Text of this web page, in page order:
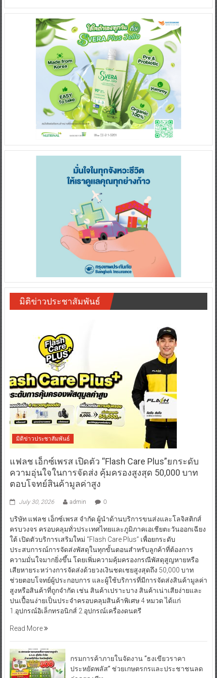
มิติข่าวประชาสัมพันธ์
มิติข่าวประชาสัมพันธ์
แฟลช เอ็กซ์เพรส เปิดตัว “Flash Care Plus”ยกระดับ
ความอุ่นใจในการจัดส่ง คุ้มครองสูงสุด 50,000 บาท
ตอบโจทย์สินค้ามูลค่าสูง
July 30, 2026 admin 0
บริษัท แฟลช เอ็กซ์เพรส จำกัด ผู้นำด้านบริการขนส่งและโลจิสติกส์
ครบวงจร ครอบคลุมทั่วประเทศไทยและภูมิภาคเอเชียตะวันออกเฉียง
ใต้ เปิดตัวบริการเสริมใหม่ “Flash Care Plus” เพื่อยกระดับ
ประสบการณ์การจัดส่งพัสดุในทุกขั้นตอนสำหรับลูกค้าที่ต้องการ
ความมั่นใจมากยิ่งขึ้น โดยเพิ่มความคุ้มครองกรณีพัสดุสูญหายหรือ
เสียหายระหว่างการจัดส่งด้วยวงเงินชดเชยสูงสุดถึง 50,000 บาท
ช่วยตอบโจทย์ผู้ประกอบการ และผู้ใช้บริการที่มีการจัดส่งสินค้ามูลค่า
สูงหรือสินค้าที่ถูกจำกัด เช่น สินค้าเปราะบาง สินค้าเน่าเสียง่ายและ
ปนเปื้อนง่ายเป็นประจำครอบคลุมสินค้าพิเศษ 4 หมวด ได้แก่
1.อุปกรณ์อิเล็กทรอนิกส์ 2.อุปกรณ์เครื่องดนตรี
Read More
กรมการค้าภายในจัดงาน “ธงเขียวราคา
ประหยัดพลัส” ช่วยเกษตรกรและประชาชนลด